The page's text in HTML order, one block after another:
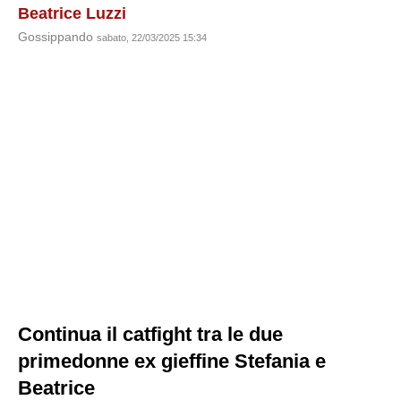
Beatrice Luzzi
Gossippando sabato, 22/03/2025 15:34
Continua il catfight tra le due
primedonne ex gieffine Stefania e
Beatrice